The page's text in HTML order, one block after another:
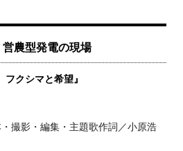
農型発電の現場
クシマと希望』
撮影・編集・主題歌作詞／小原浩